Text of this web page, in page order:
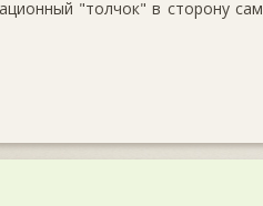
"толчок" в сторону